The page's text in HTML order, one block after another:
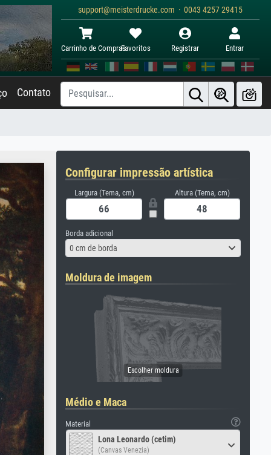
support@meisterdrucke.com · 0043 4257 29415
Carrinho de ComprasFavoritos Registrar Entrar
Contato
Configurar impressão artística
Largura (Tema, cm) Altura (Tema, cm)
Borda adicional
0 cm de borda
Moldura de imagem
Médio e Maca
Material
Lona Leonardo (cetim)
(Canvas Venezia)